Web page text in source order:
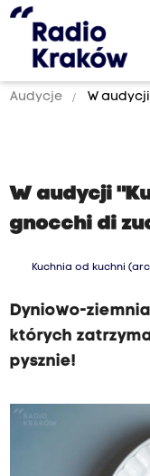
Audycje W
W audycji
gnocchi di
Kuchnia od kuchni
Dyniowo-
których zatrzyma
pysznie!